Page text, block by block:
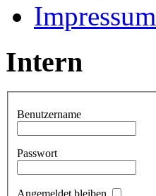
Impressum
Intern
Benutzername
Passwort
Angemeldet bleiben